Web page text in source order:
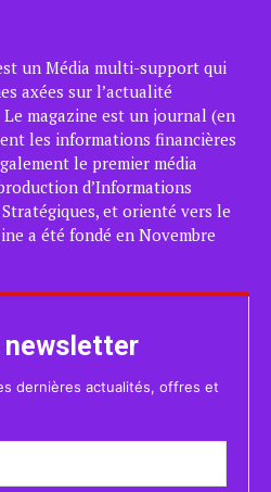
un Média multi-support qui
axées sur l’actualité
magazine est un journal (en
les informations financières
le premier média
d’Informations
et orienté vers le
a été fondé en Novembre
newsletter
dernières actualités, offres et